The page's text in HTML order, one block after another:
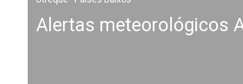
Alertas meteorológicos